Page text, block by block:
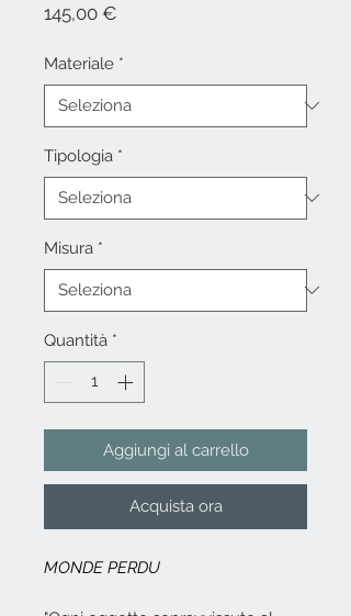
145,00 €
Materiale *
Tipologia *
Misura *
Quantità *
Aggiungi al carrello
Acquista ora
MONDE PERDU